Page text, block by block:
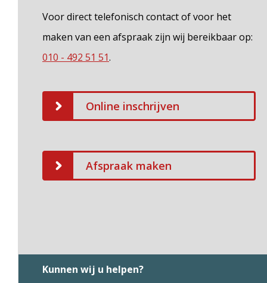
Voor direct telefonisch contact of voor het
maken van een afspraak zijn wij bereikbaar op:
010 - 492 51 51.
Online inschrijven
Afspraak maken
Kunnen wij u helpen?